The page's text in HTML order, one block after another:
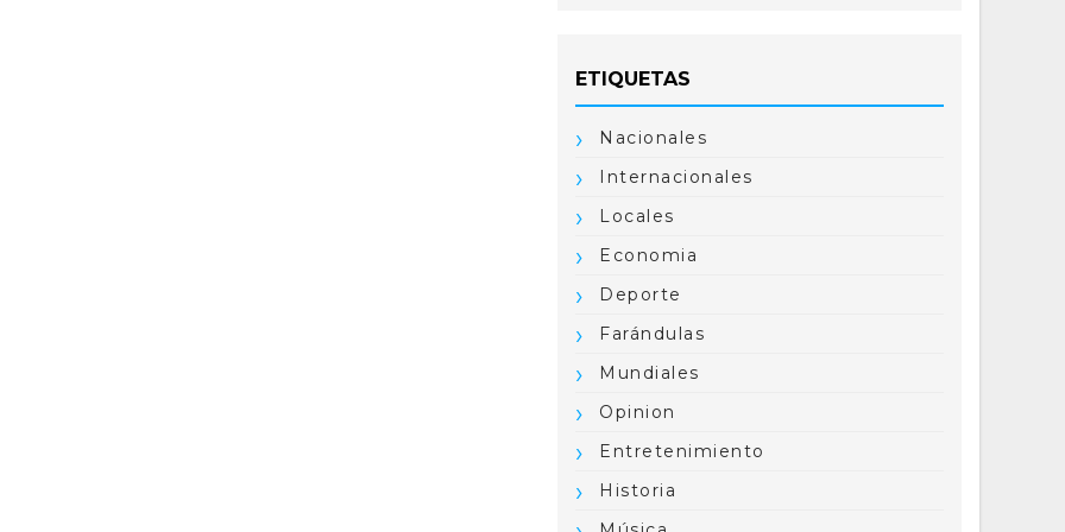
ETIQUETAS
Nacionales
Internacionales
Locales
Economia
Deporte
Farándulas
Mundiales
Opinion
Entretenimiento
Historia